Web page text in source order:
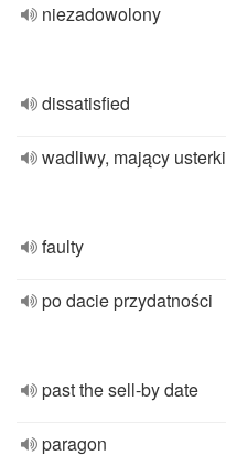
niezadowolony
dissatisfied
wadliwy, mający usterki
faulty
po dacie przydatności
past the sell-by date
paragon